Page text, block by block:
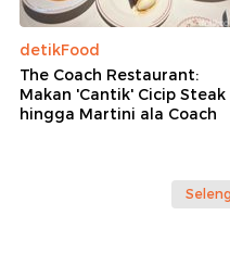
detikFood
The Coach Restaurant:
Makan 'Cantik' Cicip Steak
hingga Martini ala Coach